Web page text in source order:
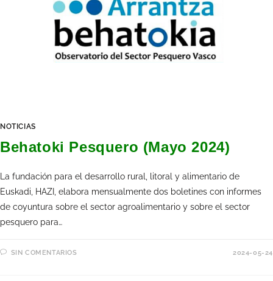
NOTICIAS
Behatoki Pesquero (Mayo 2024)
La fundación para el desarrollo rural, litoral y alimentario de
Euskadi, HAZI, elabora mensualmente dos boletines con informes
de coyuntura sobre el sector agroalimentario y sobre el sector
pesquero para…
SIN COMENTARIOS 2024-05-24